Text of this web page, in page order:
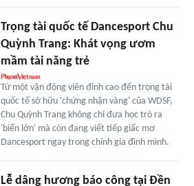
Trọng tài quốc tế Dancesport Chu
Quỳnh Trang: Khát vọng ươm
mầm tài năng trẻ
Từ một vận động viên đỉnh cao đến trọng tài
quốc tế sở hữu 'chứng nhận vàng' của WDSF,
Chu Quỳnh Trang không chỉ đưa học trò ra
'biển lớn' mà còn đang viết tiếp giấc mơ
Dancesport ngay trong chính gia đình mình.
Lễ dâng hương báo công tại Đền